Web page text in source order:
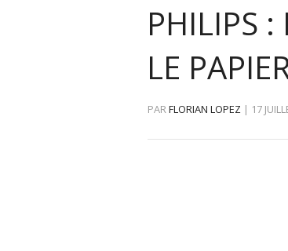
PHILIPS :
LE
PARFLORIAN LOPEZ | 17